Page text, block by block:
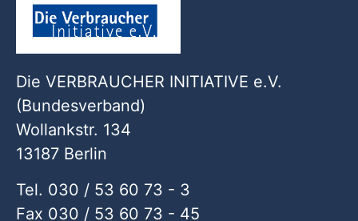
Die VERBRAUCHER INITIATIVE e.V.
(Bundesverband)
Wollankstr. 134
13187 Berlin
Tel. 030 / 53 60 73 - 3
Fax 030 / 53 60 73 - 45